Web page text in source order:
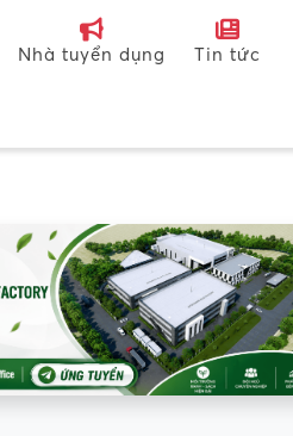
Nhà tuyển dụng Tin tức